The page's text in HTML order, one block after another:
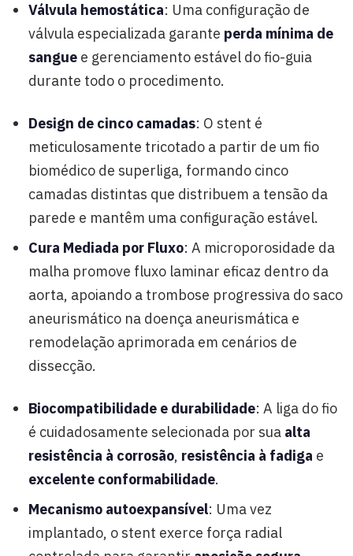
Válvula hemostática: Uma configuração de
válvula especializada garante perda mínima de
sangue e gerenciamento estável do fio-guia
durante todo o procedimento.
Design de cinco camadas: O stent é
meticulosamente tricotado a partir de um fio
biomédico de superliga, formando cinco
camadas distintas que distribuem a tensão da
parede e mantêm uma configuração estável.
Cura Mediada por Fluxo: A microporosidade da
malha promove fluxo laminar eficaz dentro da
aorta, apoiando a trombose progressiva do saco
aneurismático na doença aneurismática e
remodelação aprimorada em cenários de
dissecção.
Biocompatibilidade e durabilidade: A liga do fio
é cuidadosamente selecionada por sua alta
resistência à corrosão, resistência à fadiga e
excelente conformabilidade.
Mecanismo autoexpansível: Uma vez
implantado, o stent exerce força radial